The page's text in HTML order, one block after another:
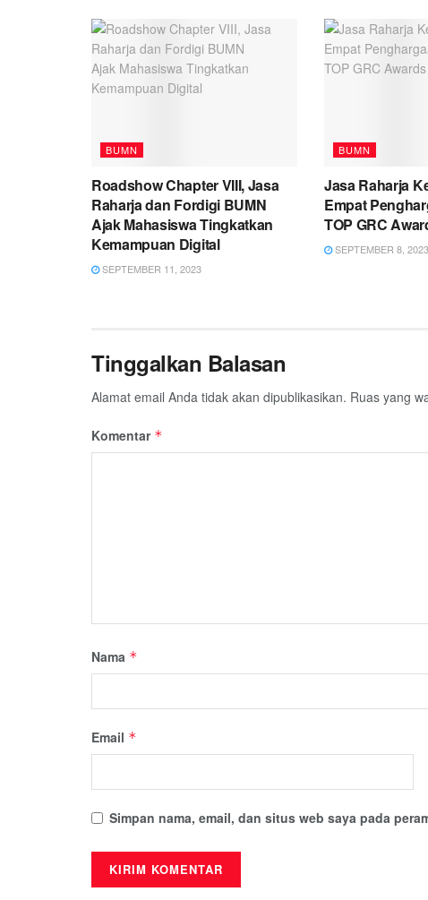
BUMN
Roadshow Chapter VIII, Jasa
Raharja dan Fordigi BUMN
Ajak Mahasiswa Tingkatkan
Kemampuan Digital
SEPTEMBER 11, 2023
BUMN
Jasa Raharja
Empat
TOP GRC
SEPTEMBER 8, 2023
Tinggalkan Balasan
Alamat email Anda tidak akan dipublikasikan. Ruas yang
Komentar *
Nama *
Email *
Simpan nama, email, dan situs web saya pada